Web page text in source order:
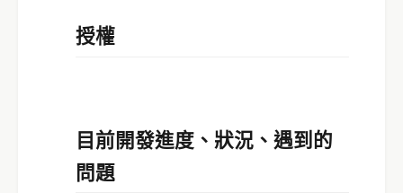
授權
目前開發進度、狀況、遇到的
問題